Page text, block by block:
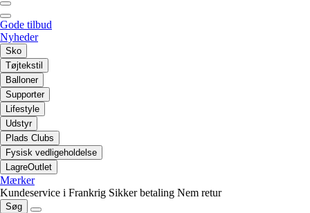
Gode tilbud
Nyheder
Sko
Tøjtekstil
Balloner
Supporter
Lifestyle
Udstyr
Plads Clubs
Fysisk vedligeholdelse
LagreOutlet
Mærker
Kundeservice i Frankrig Sikker betaling Nem retur
Søg